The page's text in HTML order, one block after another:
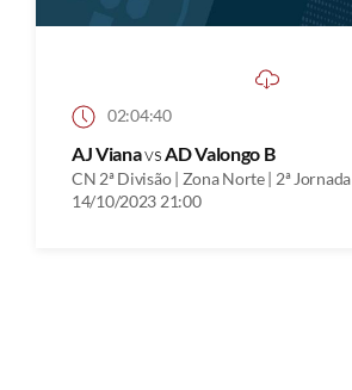
02:04:40
AJ VianavsAD Valongo B
CN 2ª Divisão | Zona Norte | 2ª Jornada
14/10/2023 21:00